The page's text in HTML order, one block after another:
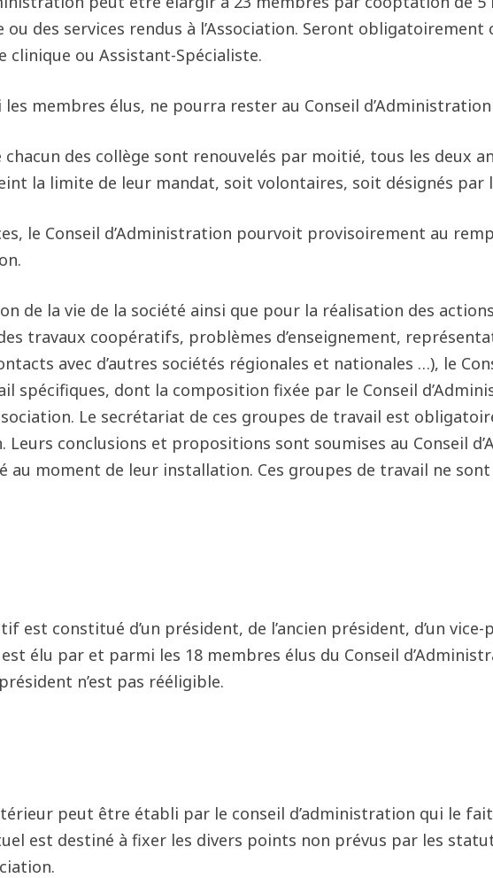
ou des services rendus à l’Association. Seront
clinique ou Assistant-Spécialiste.
membres élus, ne pourra rester au Conseil
chacun des collège sont renouvelés par moitié, tous les deux
la limite de leur mandat, soit volontaires, soit désignés par
le Conseil d’Administration pourvoit provisoirement au
de la vie de la société ainsi que pour la réalisation des
travaux coopératifs, problèmes d’enseignement,
avec d’autres sociétés régionales et nationales …), le
spécifiques, dont la composition fixée par le Conseil
Le secrétariat de ces groupes de travail est
Leurs conclusions et propositions sont soumises au Conseil
au moment de leur installation. Ces groupes de travail ne
est constitué d’un président, de l’ancien président, d’un
élu par et parmi les 18 membres élus du Conseil
n’est pas rééligible.
peut être établi par le conseil d’administration qui le fait
est destiné à fixer les divers points non prévus par les